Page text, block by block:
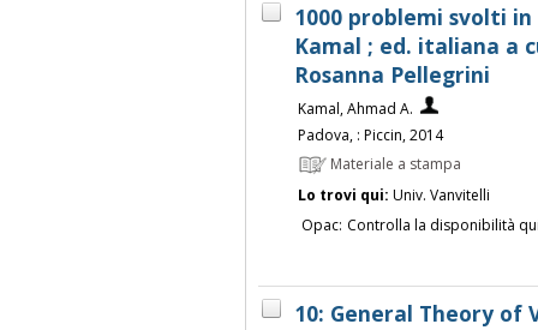
1000 problemi svolti in
Kamal ; ed. italiana a
Rosanna Pellegrini
Kamal, Ahmad A.
Padova, : Piccin, 2014
Materiale a stampa
Lo trovi qui: Univ. Vanvitelli
Opac: Controlla la disponibilità
10: General Theory of